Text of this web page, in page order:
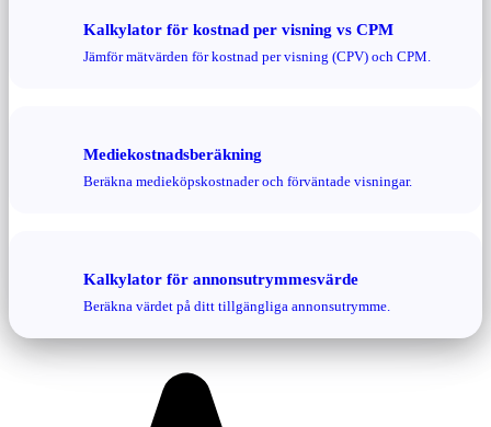
Kalkylator för kostnad per visning vs CPM
Jämför mätvärden för kostnad per visning (CPV) och CPM.
Mediekostnadsberäkning
Beräkna medieköpskostnader och förväntade visningar.
Kalkylator för annonsutrymmesvärde
Beräkna värdet på ditt tillgängliga annonsutrymme.